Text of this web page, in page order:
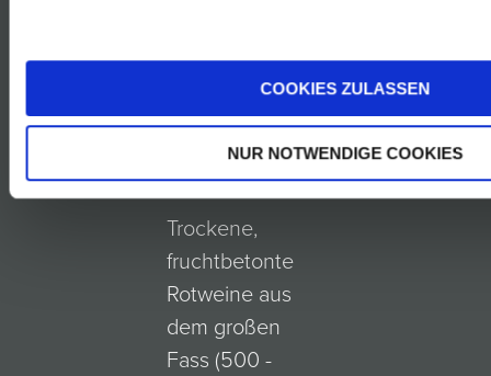
COOKIES ZULASSEN
NUR NOTWENDIGE COOKIES
Trockene,
fruchtbetonte
Rotweine aus
dem großen
Fass (500 -